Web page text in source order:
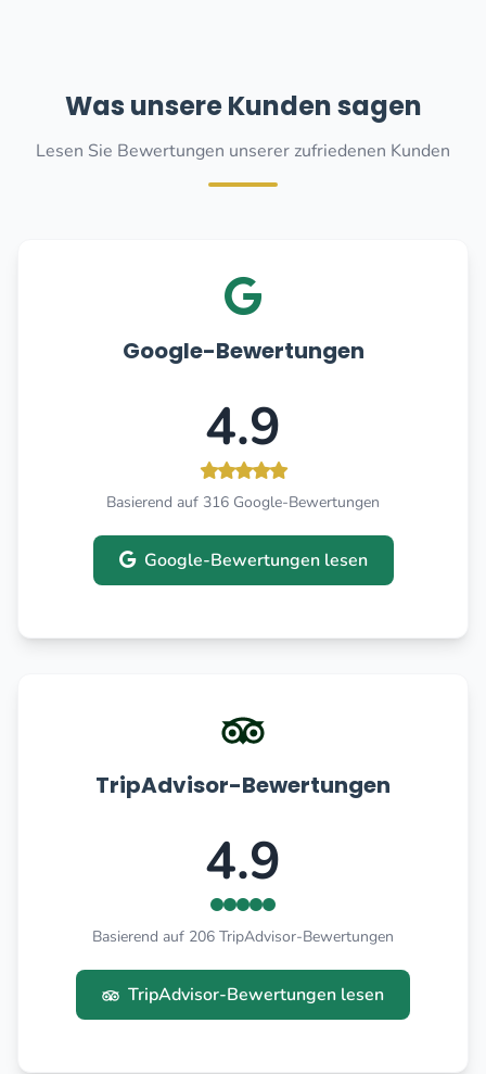
Was unsere Kunden sagen
Lesen Sie Bewertungen unserer zufriedenen Kunden
Google-Bewertungen
4.9
Basierend auf 316 Google-Bewertungen
Google-Bewertungen lesen
TripAdvisor-Bewertungen
4.9
Basierend auf 206 TripAdvisor-Bewertungen
TripAdvisor-Bewertungen lesen